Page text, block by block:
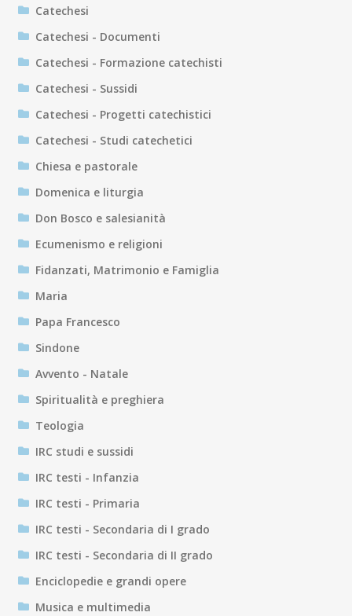
Catechesi
Catechesi - Documenti
Catechesi - Formazione catechisti
Catechesi - Sussidi
Catechesi - Progetti catechistici
Catechesi - Studi catechetici
Chiesa e pastorale
Domenica e liturgia
Don Bosco e salesianità
Ecumenismo e religioni
Fidanzati, Matrimonio e Famiglia
Maria
Papa Francesco
Sindone
Avvento - Natale
Spiritualità e preghiera
Teologia
IRC studi e sussidi
IRC testi - Infanzia
IRC testi - Primaria
IRC testi - Secondaria di I grado
IRC testi - Secondaria di II grado
Enciclopedie e grandi opere
Musica e multimedia